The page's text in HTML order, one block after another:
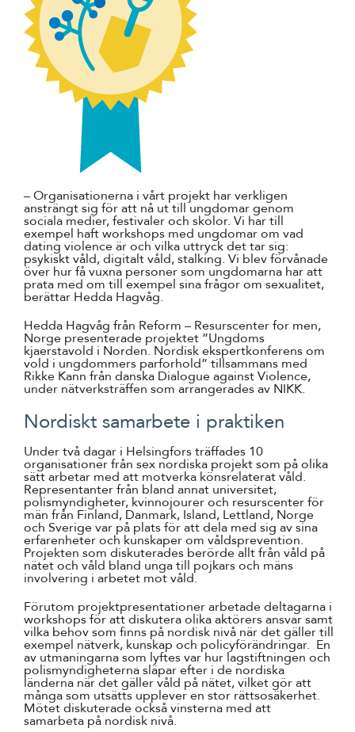
– Organisationerna i vårt projekt har verkligen
ansträngt sig för att nå ut till ungdomar genom
sociala medier, festivaler och skolor. Vi har till
exempel haft workshops med ungdomar om vad
dating violence är och vilka uttryck det tar sig:
psykiskt våld, digitalt våld, stalking. Vi blev förvånade
över hur få vuxna personer som ungdomarna har att
prata med om till exempel sina frågor om sexualitet,
berättar Hedda Hagvåg.
Hedda Hagvåg från Reform – Resurscenter for men,
Norge presenterade projektet ”Ungdoms
kjaerstavold i Norden. Nordisk ekspertkonferens om
vold i ungdommers parforhold” tillsammans med
Rikke Kann från danska Dialogue against Violence,
under nätverksträffen som arrangerades av NIKK.
Nordiskt samarbete i praktiken
Under två dagar i Helsingfors träffades 10
organisationer från sex nordiska projekt som på olika
sätt arbetar med att motverka könsrelaterat våld.
Representanter från bland annat universitet,
polismyndigheter, kvinnojourer och resurscenter för
män från Finland, Danmark, Island, Lettland, Norge
och Sverige var på plats för att dela med sig av sina
erfarenheter och kunskaper om våldsprevention.
Projekten som diskuterades berörde allt från våld på
nätet och våld bland unga till pojkars och mäns
involvering i arbetet mot våld.
Förutom projektpresentationer arbetade deltagarna i
workshops för att diskutera olika aktörers ansvar samt
vilka behov som finns på nordisk nivå när det gäller till
exempel nätverk, kunskap och policyförändringar. En
av utmaningarna som lyftes var hur lagstiftningen och
polismyndigheterna släpar efter i de nordiska
länderna när det gäller våld på nätet, vilket gör att
många som utsätts upplever en stor rättsosäkerhet.
Mötet diskuterade också vinsterna med att
samarbeta på nordisk nivå.